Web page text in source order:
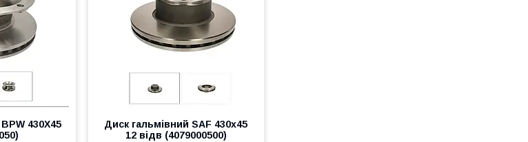
430X45
Диск гальмівний SAF 430x45
12 відв (4079000500)